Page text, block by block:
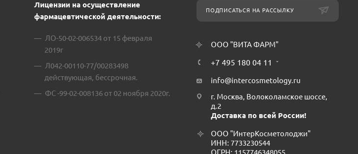
Лицензии на осуществление
фармацевтической деятельности:
ЛО-50-02-006534 от 15 февраля
2019г
Л042-00110-77/00283498
действующая, бессрочная.
ФС -99-02-008136 от 02 ноября 2020г.
ПОДПИСАТЬСЯ НА РАССЫЛКУ
ООО "ВИТА ФАРМ"
+7 495 180 04 11
info@intercosmetology.ru
г. Москва, Волоколамское шоссе,
д.2
Доставка по всей России!
ООО "ИнтерКосметолоджи"
ИНН: 7733230544
ОГРН: 1157746348055